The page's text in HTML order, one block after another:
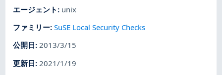
エージェント : unix
ファミリー:SuSE Local Security Checks
公開日:2013/3/15
更新日: 2021/1/19